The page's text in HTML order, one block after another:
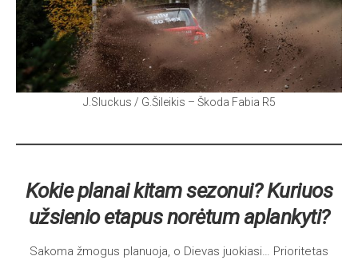
J.Sluckus / G.Šileikis – Škoda Fabia R5
Kokie planai kitam sezonui? Kuriuos
užsienio etapus norėtum aplankyti?
Sakoma žmogus planuoja, o Dievas juokiasi… Prioritetas